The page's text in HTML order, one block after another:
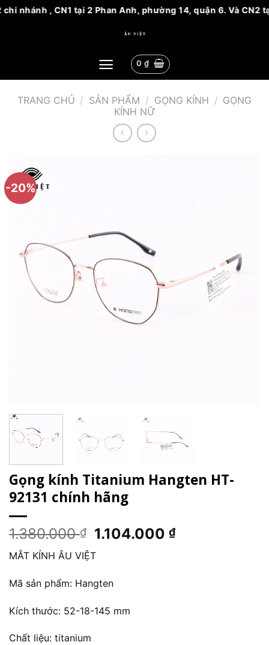
, CN1 tại 2 Phan Anh, phường 14, quận 6. Và CN2 tại
0 ₫
TRANG CHỦ / SẢN PHẨM / GỌNG KÍNH / GỌNG
KÍNH NỮ
-20%
Gọng kính Titanium Hangten HT-
92131 chính hãng
1.380.000₫
Giá
gốc
1.380.000 ₫.
1.104.000₫Giá
MẮT KÍNH ÂU VIỆT
Mã sản phẩm: Hangten
Kích thước: 52-18-145 mm
Chất liệu: titanium